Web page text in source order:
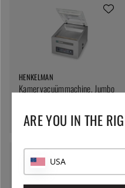
HENKELMAN
Kamervacuümmachine, Jumbo
€ 3432
ARE YOU IN THE
USA